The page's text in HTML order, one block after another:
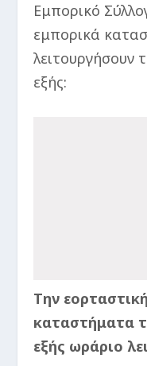
Εμπορικό
εμπορικά
λειτουργήσουν
εξής:
Την
καταστήματα
εξής ωράριο